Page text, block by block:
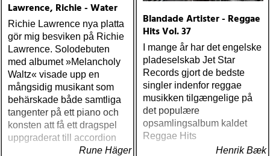
Lawrence, Richie - Water
Richie Lawrence nya platta
gör mig besviken på Richie
Lawrence. Solodebuten
med albumet »Melancholy
Waltz« visade upp en
mångsidig musikant som
behärskade både samtliga
tangenter på ett piano och
konsten att få ett dragspel
uppgraderat till accordion
Rune Häger
Blandade Artister - Reggae
Hits Vol. 37
I mange år har det engelske
pladeselskab Jet Star
Records gjort de bedste
singler indenfor reggae
musikken tilgængelige på
det populære
opsamlingsalbum kaldet
Reggae Hits
Henrik Bæk